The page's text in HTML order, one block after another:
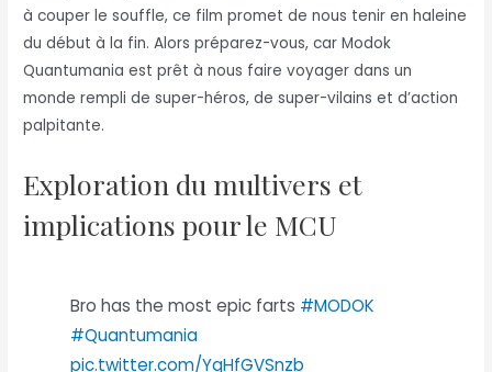
à couper le souffle, ce film promet de nous tenir en haleine
du début à la fin. Alors préparez-vous, car Modok
Quantumania est prêt à nous faire voyager dans un
monde rempli de super-héros, de super-vilains et d’action
palpitante.
Exploration du multivers et
implications pour le MCU
Bro has the most epic farts #MODOK
#Quantumania
pic.twitter.com/YgHfGVSnzb